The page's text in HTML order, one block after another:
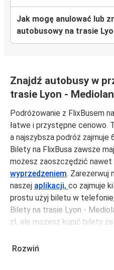
Jak mogę anulować lub
autobusowy na trasie
Znajdź autobusy w
trasie Lyon - Mediolan
Podróżowanie z FlixBusem
łatwe i przystępne cenowo.
a najszybsza podróż zajmuje
Bilety na FlixBusa zawsze
możesz zaoszczędzić nawet
wyprzedzeniem. Zarezerwuj
naszej aplikacji, co zajmuje
prostu użyj biletu w
Bilety na trasie Lyon -
zł, ale możesz kupić bilety
unikając weekendów i świąt. Aby podróżować szybko,
Rozwiń